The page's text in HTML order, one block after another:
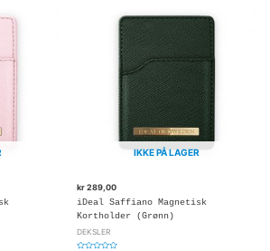
IKKE PÅ LAGER
kr289,00
iDeal Saffiano Magnetisk
Kortholder (Grønn)
DEKSLER